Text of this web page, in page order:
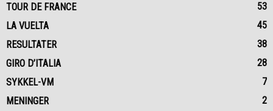
TOUR DE FRANCE
53
LA VUELTA
45
RESULTATER
38
GIRO D’ITALIA
28
SYKKEL-VM
7
MENINGER
2